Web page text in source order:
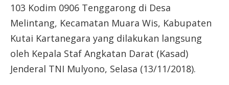
103 Kodim 0906 Tenggarong di Desa
Melintang, Kecamatan Muara Wis, Kabupaten
Kutai Kartanegara yang dilakukan langsung
oleh Kepala Staf Angkatan Darat (Kasad)
Jenderal TNI Mulyono, Selasa (13/11/2018).